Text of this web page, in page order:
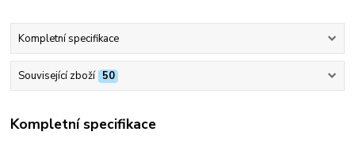
Kompletní specifikace
Související zboží 50
Kompletní specifikace